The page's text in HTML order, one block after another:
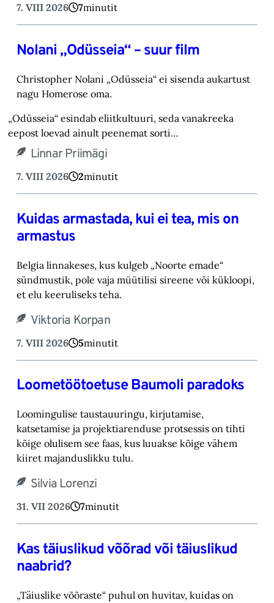
7. VIII 2026 7minutit
Nolani „Odüsseia“ – suur film
Christopher Nolani „Odüsseia“ ei sisenda aukartust
nagu Homerose oma.‎
„Odüsseia“ esindab eliitkultuuri, seda vanakreeka
eepost loevad ainult peenemat sorti…
Linnar Priimägi
7. VIII 2026 2minutit
Kuidas armastada, kui ei tea, mis on
armastus
Belgia linnakeses, kus kulgeb „Noorte emade“
sündmustik, pole vaja müütilisi sireene või kük‎loopi,
et elu keeruliseks teha. ‎
Viktoria Korpan
7. VIII 2026 5minutit
Loometöötoetuse Baumoli paradoks
Loomingulise taustauuringu, kirjutamise,
katsetamise ja projektiarenduse protsessis on tihti
kõige olulisem see faas, kus luuakse kõige vähem
kiiret majanduslikku tulu.
Silvia Lorenzi
31. VII 2026 7minutit
Kas täiuslikud võõrad või täiuslikud
naabrid?
„Täiuslike võõraste“ puhul on huvitav, kuidas on